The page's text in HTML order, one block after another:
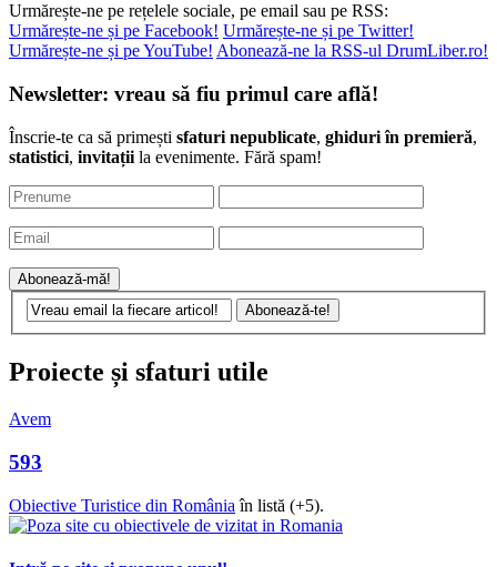
Urmărește-ne pe rețelele sociale, pe email sau pe RSS:
Urmărește-ne și pe Facebook! Urmărește-ne și pe Twitter!
Urmărește-ne și pe YouTube! Abonează-ne la RSS-ul DrumLiber.ro!
Newsletter: vreau să fiu primul care află!
Înscrie-te ca să primești sfaturi nepublicate, ghiduri în premieră,
statistici, invitații la evenimente. Fără spam!
Proiecte și sfaturi utile
Avem
593
Obiective Turistice din România în listă (+5).